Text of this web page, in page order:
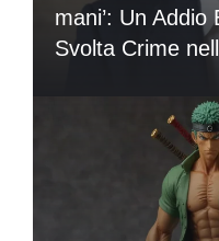
mani’: Un
Svolta Crime